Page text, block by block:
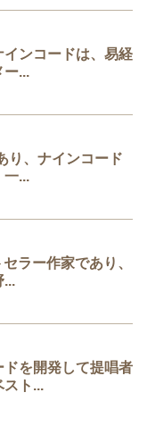
インコードは、易経
ー...
り、ナインコード
一...
ラー作家であり、
...
を開発して提唱者
スト...